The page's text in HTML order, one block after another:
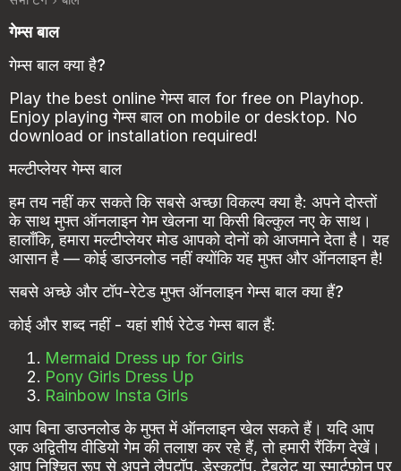
गेम्स बाल
गेम्स बाल क्या है?
Play the best online गेम्स बाल for free on Playhop.
Enjoy playing गेम्स बाल on mobile or desktop. No
download or installation required!
मल्टीप्लेयर गेम्स बाल
हम तय नहीं कर सकते कि सबसे अच्छा विकल्प क्या है: अपने दोस्तों
के साथ मुफ्त ऑनलाइन गेम खेलना या किसी बिल्कुल नए के साथ।
हालाँकि, हमारा मल्टीप्लेयर मोड आपको दोनों को आजमाने देता है। यह
आसान है — कोई डाउनलोड नहीं क्योंकि यह मुफ्त और ऑनलाइन है!
सबसे अच्छे और टॉप-रेटेड मुफ्त ऑनलाइन गेम्स बाल क्या हैं?
कोई और शब्द नहीं - यहां शीर्ष रेटेड गेम्स बाल हैं:
Mermaid Dress up for Girls
Pony Girls Dress Up
Rainbow Insta Girls
आप बिना डाउनलोड के मुफ्त में ऑनलाइन खेल सकते हैं। यदि आप
एक अद्वितीय वीडियो गेम की तलाश कर रहे हैं, तो हमारी रैंकिंग देखें।
आप निश्चित रूप से अपने लैपटॉप, डेस्कटॉप, टैबलेट या स्मार्टफोन पर